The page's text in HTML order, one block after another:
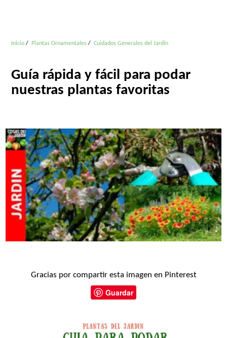
Inicio Plantas Ornamentales Cuidados Generales del Jardín
Guía rápida y fácil para podar
nuestras plantas favoritas
Gracias por compartir esta imagen en Pinterest
Guardar